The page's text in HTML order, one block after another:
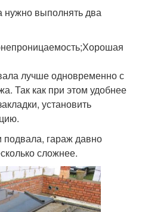
нужно выполнять два
лучше одновременно с
Так как при этом удобнее
установить
подвала, гараж давно
сложнее.